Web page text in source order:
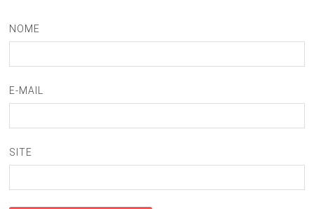
NOME
E-MAIL
SITE